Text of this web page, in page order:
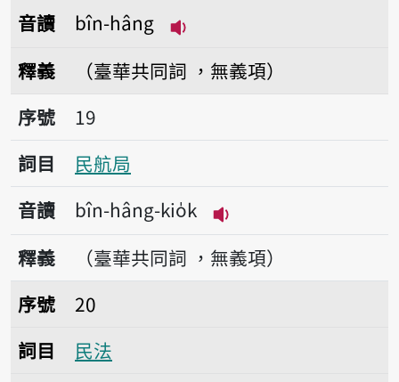
音讀
bîn-hâng
釋義
（臺華共同詞 ，無義項）
序號19民航局
序號
19
詞目
民航局
音讀
bîn-hâng-kio̍k
播放音讀bîn-hâng-
釋義
（臺華共同詞 ，無義項）
序號20民法
序號
20
詞目
民法